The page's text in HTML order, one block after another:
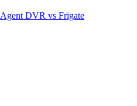
Agent DVR vs Frigate